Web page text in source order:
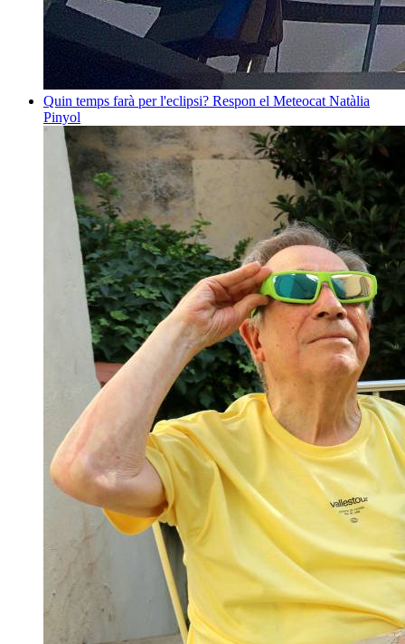
Quin temps farà per l'eclipsi? Respon el Meteocat Natàlia
Pinyol